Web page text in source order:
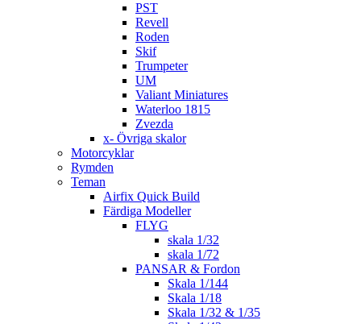
PST
Revell
Roden
Skif
Trumpeter
UM
Valiant Miniatures
Waterloo 1815
Zvezda
x- Övriga skalor
Motorcyklar
Rymden
Teman
Airfix Quick Build
Färdiga Modeller
FLYG
skala 1/32
skala 1/72
PANSAR & Fordon
Skala 1/144
Skala 1/18
Skala 1/32 & 1/35